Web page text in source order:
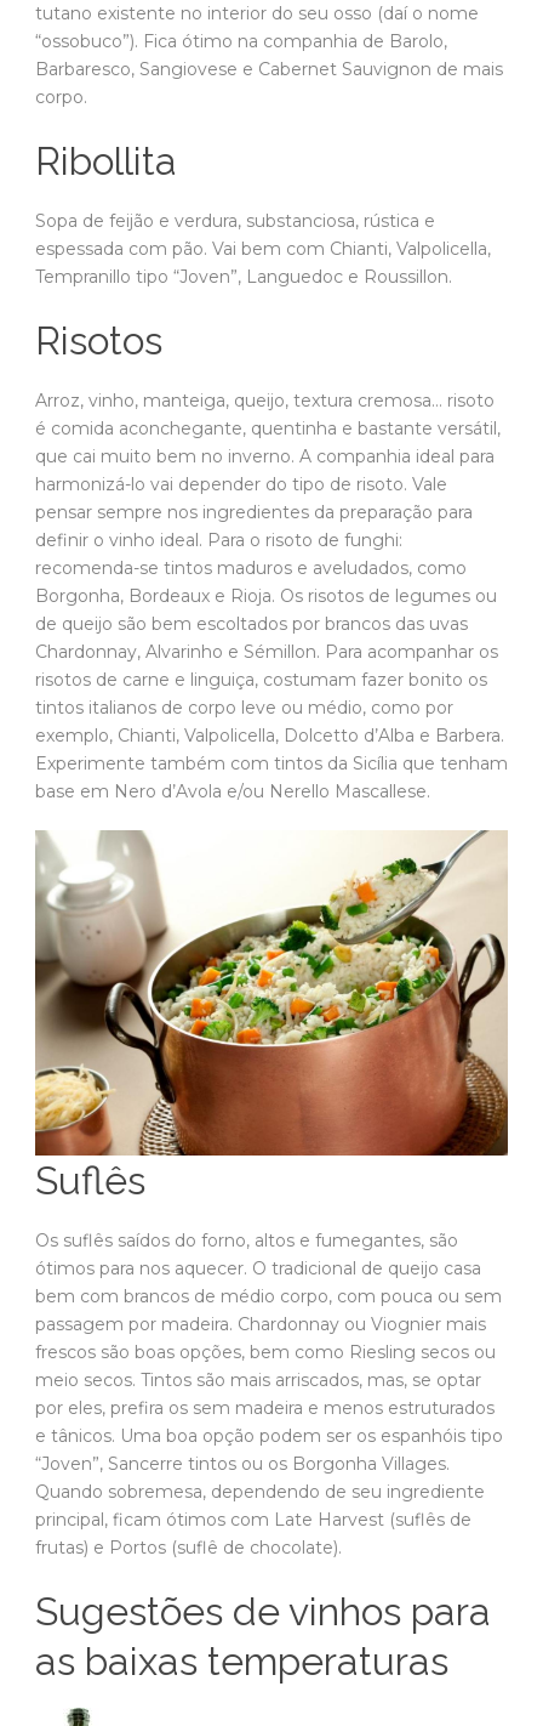
tutano existente no interior do seu osso (daí o nome
“ossobuco”). Fica ótimo na companhia de Barolo,
Barbaresco, Sangiovese e Cabernet Sauvignon de mais
corpo.
Ribollita
Sopa de feijão e verdura, substanciosa, rústica e
espessada com pão. Vai bem com Chianti, Valpolicella,
Tempranillo tipo “Joven”, Languedoc e Roussillon.
Risotos
Arroz, vinho, manteiga, queijo, textura cremosa… risoto
é comida aconchegante, quentinha e bastante versátil,
que cai muito bem no inverno. A companhia ideal para
harmonizá-lo vai depender do tipo de risoto. Vale
pensar sempre nos ingredientes da preparação para
definir o vinho ideal. Para o risoto de funghi:
recomenda-se tintos maduros e aveludados, como
Borgonha, Bordeaux e Rioja. Os risotos de legumes ou
de queijo são bem escoltados por brancos das uvas
Chardonnay, Alvarinho e Sémillon. Para acompanhar os
risotos de carne e linguiça, costumam fazer bonito os
tintos italianos de corpo leve ou médio, como por
exemplo, Chianti, Valpolicella, Dolcetto d’Alba e Barbera.
Experimente também com tintos da Sicília que tenham
base em Nero d’Avola e/ou Nerello Mascallese.
Suflês
Os suflês saídos do forno, altos e fumegantes, são
ótimos para nos aquecer. O tradicional de queijo casa
bem com brancos de médio corpo, com pouca ou sem
passagem por madeira. Chardonnay ou Viognier mais
frescos são boas opções, bem como Riesling secos ou
meio secos. Tintos são mais arriscados, mas, se optar
por eles, prefira os sem madeira e menos estruturados
e tânicos. Uma boa opção podem ser os espanhóis tipo
“Joven”, Sancerre tintos ou os Borgonha Villages.
Quando sobremesa, dependendo de seu ingrediente
principal, ficam ótimos com Late Harvest (suflês de
frutas) e Portos (suflê de chocolate).
Sugestões de vinhos para
as baixas temperaturas